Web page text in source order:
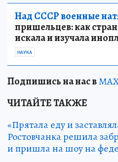
Над СССР военные
пришельцев: как
искала и изучала
НАУКА
Подпишись на нас в
ЧИТАЙТЕ ТАКЖЕ
«Прятала еду и
Ростовчанка решила
и пришла на шоу на